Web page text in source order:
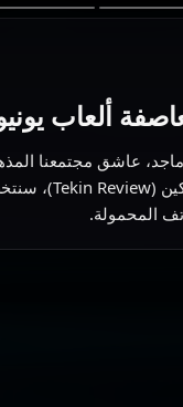
ألعاب يونيو
المحمولة.